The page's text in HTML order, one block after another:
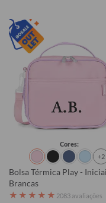
Cores:
+2
Bolsa Térmica Play -
Brancas
★ ★ ★ ★ ★ 2083 avaliações